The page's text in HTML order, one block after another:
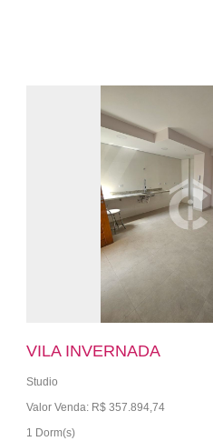
VILA INVERNADA
Studio
Valor Venda: R$ 357.894,74
1 Dorm(s)